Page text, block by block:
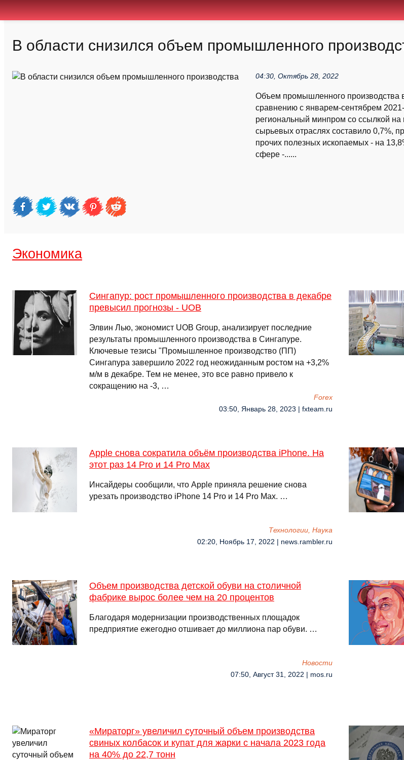
В области снизился объем промышленного
04:30, Октябрь 28, 2022
Объем промышленного производства
сравнению с январем-сентябрем
региональный минпром со ссылкой на
сырьевых отраслях составило 0,7%,
прочих полезных ископаемых - на
сфере -......
Экономика
Сингапур: рост промышленного производства в декабре
превысил прогнозы - UOB
Элвин Лью, экономист UOB Group, анализирует последние
результаты промышленного производства в Сингапуре.
Ключевые тезисы "Промышленное производство (ПП)
Сингапура завершило 2022 год неожиданным ростом на +3,2%
м/м в декабре. Тем не менее, это все равно привело к
сокращению на -3, …
Forex
03:50, Январь 28, 2023 | fxteam.ru
Apple снова сократила объём производства iPhone. На
этот раз 14 Pro и 14 Pro Max
Инсайдеры сообщили, что Apple приняла решение снова
урезать производство iPhone 14 Pro и 14 Pro Max. …
Технологии, Наука
02:20, Ноябрь 17, 2022 | news.rambler.ru
Объем производства детской обуви на столичной
фабрике вырос более чем на 20 процентов
Благодаря модернизации производственных площадок
предприятие ежегодно отшивает до миллиона пар обуви. …
Новости
07:50, Август 31, 2022 | mos.ru
«Мираторг» увеличил суточный объем производства
свиных колбасок и купат для жарки с начала 2023 года
на 40% до 22,7 тонн